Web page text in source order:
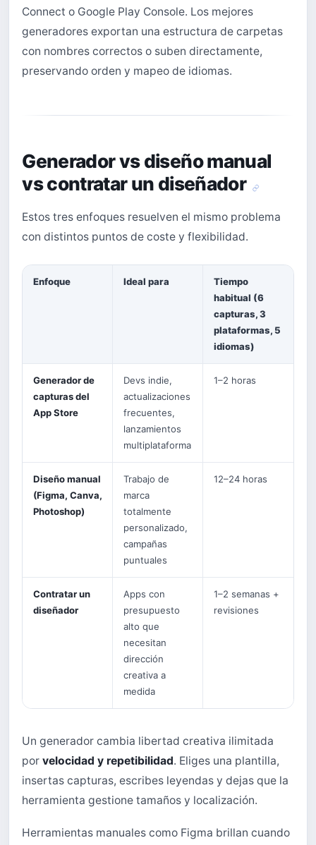
Connect o Google Play Console. Los mejores
generadores exportan una estructura de carpetas
con nombres correctos o suben directamente,
preservando orden y mapeo de idiomas.
Generador vs diseño manual
vs contratar un diseñador
Estos tres enfoques resuelven el mismo problema
con distintos puntos de coste y flexibilidad.
Enfoque Ideal para
Tiempo
habitual (6
capturas, 3
plataformas, 5
idiomas)
Generador de
capturas del
App Store
Devs indie,
actualizaciones
frecuentes,
lanzamientos
multiplataforma
1–2 horas
Diseño manual
(Figma, Canva,
Photoshop)
Trabajo de
marca
totalmente
personalizado,
campañas
puntuales
12–24 horas
Contratar un
diseñador
Apps con
presupuesto
alto que
necesitan
dirección
creativa a
medida
1–2 semanas +
revisiones
Un generador cambia libertad creativa ilimitada
porvelocidad y repetibilidad. Eliges una plantilla,
insertas capturas, escribes leyendas y dejas que la
herramienta gestione tamaños y localización.
Herramientas manuales como Figma brillan cuando